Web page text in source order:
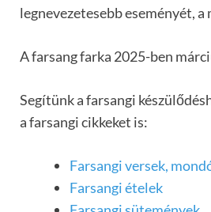
legnevezetesebb eseményét,
A farsang farka 2025-ben
Segítünk a farsangi
a farsangi cikkeket is:
Farsangi versek,
Farsangi ételek